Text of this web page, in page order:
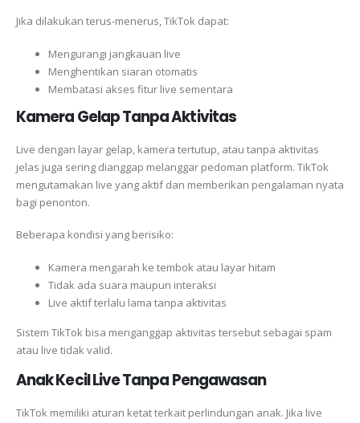
Jika dilakukan terus-menerus, TikTok dapat:
Mengurangi jangkauan live
Menghentikan siaran otomatis
Membatasi akses fitur live sementara
Kamera Gelap Tanpa Aktivitas
Live dengan layar gelap, kamera tertutup, atau tanpa aktivitas
jelas juga sering dianggap melanggar pedoman platform. TikTok
mengutamakan live yang aktif dan memberikan pengalaman nyata
bagi penonton.
Beberapa kondisi yang berisiko:
Kamera mengarah ke tembok atau layar hitam
Tidak ada suara maupun interaksi
Live aktif terlalu lama tanpa aktivitas
Sistem TikTok bisa menganggap aktivitas tersebut sebagai spam
atau live tidak valid.
Anak Kecil Live Tanpa Pengawasan
TikTok memiliki aturan ketat terkait perlindungan anak. Jika live